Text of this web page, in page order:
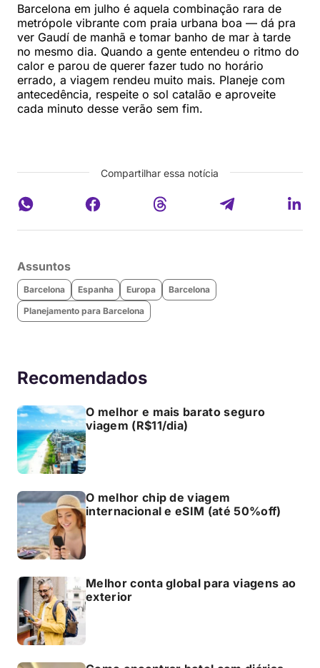
Barcelona em julho é aquela combinação rara de
metrópole vibrante com praia urbana boa — dá pra
ver Gaudí de manhã e tomar banho de mar à tarde
no mesmo dia. Quando a gente entendeu o ritmo do
calor e parou de querer fazer tudo no horário
errado, a viagem rendeu muito mais. Planeje com
antecedência, respeite o sol catalão e aproveite
cada minuto desse verão sem fim.
Compartilhar essa notícia
Assuntos
Barcelona Espanha Europa
Barcelona
Planejamento para Barcelona
Recomendados
O melhor e mais barato seguro
viagem (R$11/dia)
O melhor chip de viagem
internacional e eSIM (até 50%off)
Melhor conta global para viagens ao
exterior